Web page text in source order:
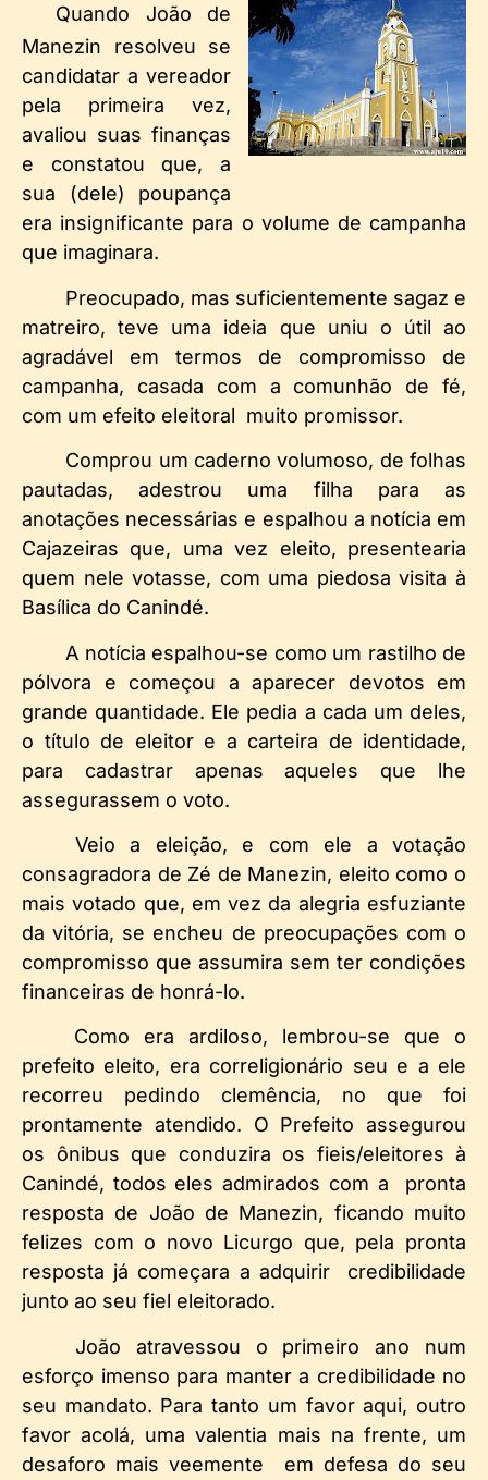
Quando João de
Manezin resolveu se
candidatar a vereador
pela primeira vez,
avaliou suas finanças
e constatou que, a
sua (dele) poupança
era insignificante para o volume de campanha
que imaginara.
Preocupado, mas suficientemente sagaz e
matreiro, teve uma ideia que uniu o útil ao
agradável em termos de compromisso de
campanha, casada com a comunhão de fé,
com um efeito eleitoral muito promissor.
Comprou um caderno volumoso, de folhas
pautadas, adestrou uma filha para as
anotações necessárias e espalhou a notícia em
Cajazeiras que, uma vez eleito, presentearia
quem nele votasse, com uma piedosa visita à
Basílica do Canindé.
A notícia espalhou-se como um rastilho de
pólvora e começou a aparecer devotos em
grande quantidade. Ele pedia a cada um deles,
o título de eleitor e a carteira de identidade,
para cadastrar apenas aqueles que lhe
assegurassem o voto.
Veio a eleição, e com ele a votação
consagradora de Zé de Manezin, eleito como o
mais votado que, em vez da alegria esfuziante
da vitória, se encheu de preocupações com o
compromisso que assumira sem ter condições
financeiras de honrá-lo.
Como era ardiloso, lembrou-se que o
prefeito eleito, era correligionário seu e a ele
recorreu pedindo clemência, no que foi
prontamente atendido. O Prefeito assegurou
os ônibus que conduzira os fieis/eleitores à
Canindé, todos eles admirados com a pronta
resposta de João de Manezin, ficando muito
felizes com o novo Licurgo que, pela pronta
resposta já começara a adquirir credibilidade
junto ao seu fiel eleitorado.
João atravessou o primeiro ano num
esforço imenso para manter a credibilidade no
seu mandato. Para tanto um favor aqui, outro
favor acolá, uma valentia mais na frente, um
desaforo mais veemente em defesa do seu